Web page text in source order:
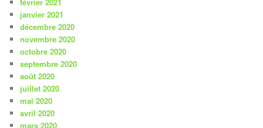
janvier 2021
décembre 2020
novembre 2020
octobre 2020
septembre 2020
août 2020
juillet 2020
mai 2020
avril 2020
mars 2020